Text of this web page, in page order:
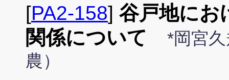
[PA2-158] 谷戸地にお
関係について
*岡宮
農）